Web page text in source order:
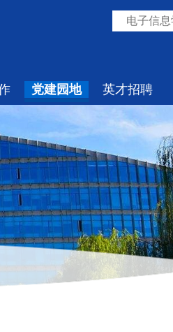
党建园地 英才招聘